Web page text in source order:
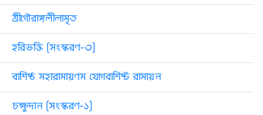
শ্রীগৌরাঙ্গলীলামৃত
হরিভক্তি [সংস্করণ-৩]
বাশিষ্ঠ মহারামায়ণম যোগবাশিষ্ট রামায়ন
চক্ষুদান [সংস্করণ-১]